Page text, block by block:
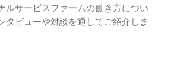
ルサービスファームの働き方につい
タビューや対談を通してご紹介しま